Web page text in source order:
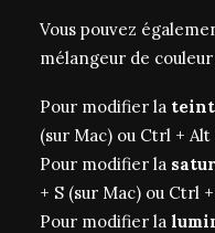
Vous pouvez
mélangeur de
Pour modifier la
(sur Mac) ou Ctrl +
Pour modifier la
+ S (sur Mac) ou Ctrl
Pour modifier la